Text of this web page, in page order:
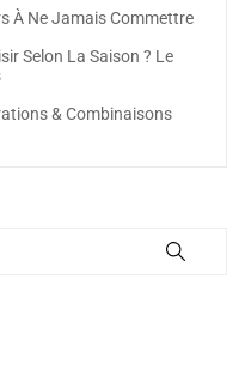
À Ne Jamais Commettre
Selon La Saison ? Le
& Combinaisons